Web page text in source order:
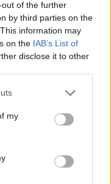
of the further
by third parties on the
information may
on the IAB’s List of
disclose it to other
my
⇑
Vidéos
Corriger une erreur